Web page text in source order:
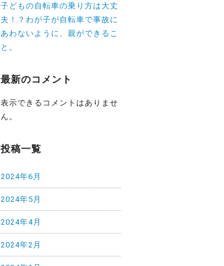
子どもの自転車の乗り方は大丈
夫！？わが子が自転車で事故に
あわないように、親ができるこ
と。
最新のコメント
表示できるコメントはありませ
ん。
投稿一覧
2024年6月
2024年5月
2024年4月
2024年2月